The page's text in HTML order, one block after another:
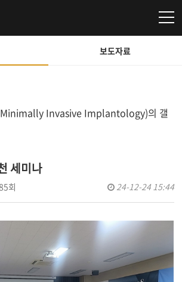
보도자료
Invasive Implantology)의 갤
세미나
회 24-12-24 15:44